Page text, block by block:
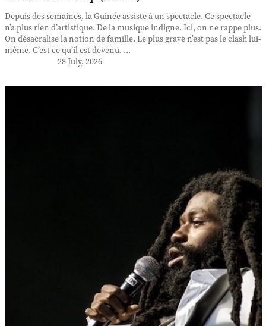
Depuis des semaines, la Guinée assiste à un spectacle. Ce spectacle
n’a plus rien d’artistique. De la musique indigne. Ici, on ne rappe plus.
On désacralise la notion de famille. Le plus grave n’est pas le clash lui-
même. C’est ce qu’il est devenu. ...
28 July, 2026